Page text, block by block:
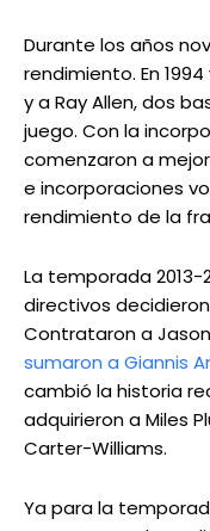
Durante los años
rendimiento. En
y a Ray Allen, dos
juego. Con la
comenzaron a
e incorporaciones
rendimiento de la
La temporada
directivos
Contrataron a
sumaron a Giannis
cambió la historia
adquirieron a Miles
Carter-Williams.
Ya para la